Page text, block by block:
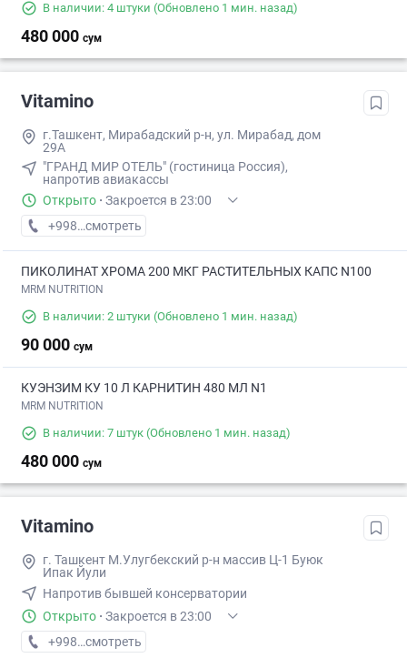
В наличии: 4 штуки (Обновлено 1 мин. назад)
480 000 сум
Vitamino
г.Ташкент, Мирабадский р-н, ул. Мирабад, дом
29А
"ГРАНД МИР ОТЕЛЬ" (гостиница Россия),
напротив авиакассы
Открыто · Закроется в 23:00
+998 (95) XXX-XX-XX
смотреть
ПИКОЛИНАТ ХРОМА 200 МКГ РАСТИТЕЛЬНЫХ КАПС N100
MRM NUTRITION
В наличии: 2 штуки (Обновлено 1 мин. назад)
90 000 сум
КУЭНЗИМ КУ 10 Л КАРНИТИН 480 МЛ N1
MRM NUTRITION
В наличии: 7 штук (Обновлено 1 мин. назад)
480 000 сум
Vitamino
г. Ташкент М.Улугбекский р-н массив Ц-1 Буюк
Ипак Йули
Напротив бывшей консерватории
Открыто · Закроется в 23:00
+998 (95) XXX-XX-XX
смотреть